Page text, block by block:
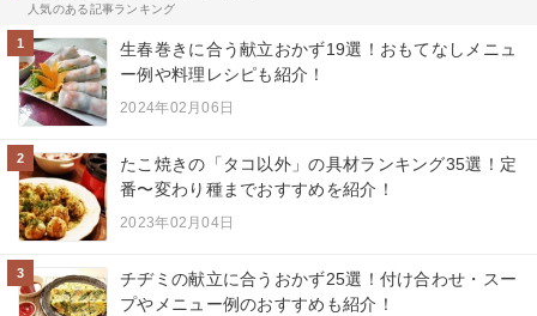
人気のある記事ランキング
1
生春巻きに合う献立おかず19選！おもてなしメニュ
ー例や料理レシピも紹介！
2024年02月06日
2
たこ焼きの「タコ以外」の具材ランキング35選！定
番〜変わり種までおすすめを紹介！
2023年02月04日
3
チヂミの献立に合うおかず25選！付け合わせ・スー
プやメニュー例のおすすめも紹介！